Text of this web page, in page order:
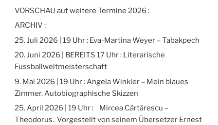
VORSCHAU auf weitere Termine 2026 :
ARCHIV :
25. Juli 2026 | 19 Uhr : Eva-Martina Weyer – Tabakpech
20. Juni 2026 | BEREITS 17 Uhr : Literarische
Fussballweltmeisterschaft
9. Mai 2026 | 19 Uhr : Angela Winkler – Mein blaues
Zimmer. Autobiographische Skizzen
25. April 2026 | 19 Uhr : Mircea Cărtărescu –
Theodorus. Vorgestellt von seinem Übersetzer Ernest